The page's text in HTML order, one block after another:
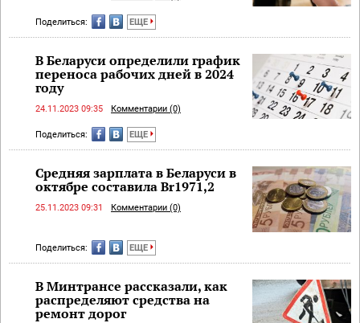
Поделиться: ЕЩЕ
В Беларуси определили график
переноса рабочих дней в 2024
году
24.11.2023 09:35 Комментарии (0)
Поделиться: ЕЩЕ
Средняя зарплата в Беларуси в
октябре составила Br1971,2
25.11.2023 09:31 Комментарии (0)
Поделиться: ЕЩЕ
В Минтрансе рассказали, как
распределяют средства на
ремонт дорог